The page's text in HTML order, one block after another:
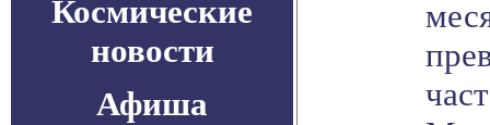
Космические
новости
Афиша